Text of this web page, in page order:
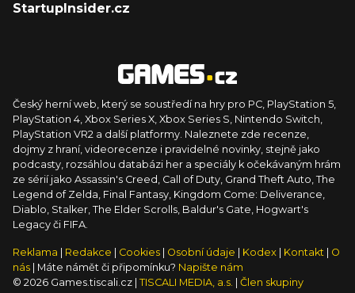
StartupInsider.cz
Český herní web, který se soustředí na hry pro PC, PlayStation 5,
PlayStation 4, Xbox Series X, Xbox Series S, Nintendo Switch,
PlayStation VR2 a další platformy. Naleznete zde recenze,
dojmy z hraní, videorecenze i pravidelné novinky, stejně jako
podcasty, rozsáhlou databázi her a speciály k očekávaným hrám
ze sérií jako Assassin's Creed, Call of Duty, Grand Theft Auto, The
Legend of Zelda, Final Fantasy, Kingdom Come: Deliverance,
Diablo, Stalker, The Elder Scrolls, Baldur's Gate, Hogwart's
Legacy či FIFA.
Reklama Redakce Cookies Osobní údaje Kodex Kontakt
O
nás
| Máte námět či připomínku? Napište nám
© 2026 Games.tiscali.cz | TISCALI MEDIA, a.s.
Člen skupiny